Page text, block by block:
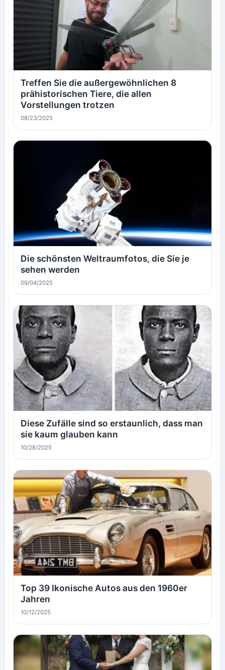
Treffen Sie die außergewöhnlichen 8
prähistorischen Tiere, die allen
Vorstellungen trotzen
08/23/2025
Die schönsten Weltraumfotos, die Sie je
sehen werden
09/04/2025
Diese Zufälle sind so erstaunlich, dass man
sie kaum glauben kann
10/28/2025
Top 39 Ikonische Autos aus den 1960er
Jahren
10/12/2025